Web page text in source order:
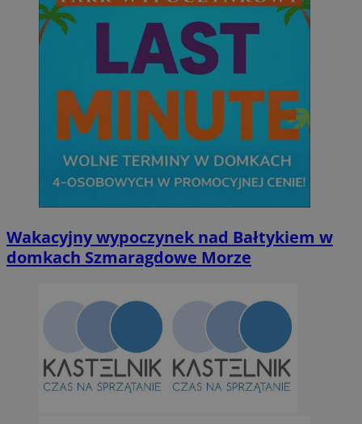
Wakacyjny wypoczynek nad Bałtykiem w
domkach Szmaragdowe Morze